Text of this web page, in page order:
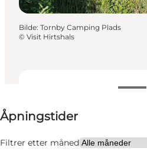
Åpningstider
Filtrer etter måned
300 units
Besøk nettside
Bilde: Tornby Camping Plads
© Visit Hirtshals